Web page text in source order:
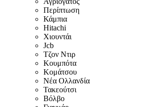
Περίπτωση
Κάμπια
Hitachi
Χιουντάι
Jcb
Τζον Ντιρ
Κουμπότα
Κομάτσου
Νέα Ολλανδία
Τακεούτσι
Βόλβο